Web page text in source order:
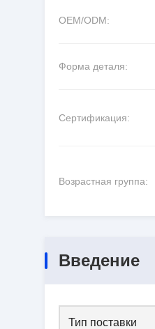
OEM/ODM:
Форма деталя:
Сертификация:
Возрастная группа:
Введение
Тип поставки